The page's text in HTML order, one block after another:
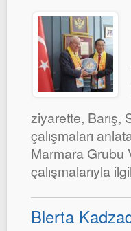
ziyarette, Barış,
çalışmaları
Marmara Grubu
çalışmalarıyla
Blerta